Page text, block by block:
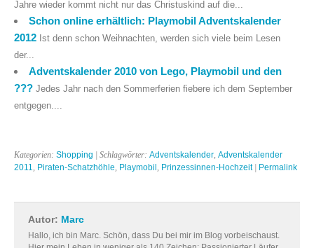
Jahre wieder kommt nicht nur das Christuskind auf die...
Schon online erhältlich: Playmobil Adventskalender
2012 Ist denn schon Weihnachten, werden sich viele beim Lesen
der...
Adventskalender 2010 von Lego, Playmobil und den
??? Jedes Jahr nach den Sommerferien fiebere ich dem September
entgegen....
Kategorien: Shopping | Schlagwörter: Adventskalender, Adventskalender
2011, Piraten-Schatzhöhle, Playmobil , Prinzessinnen-Hochzeit| Permalink
Autor: Marc
Hallo, ich bin Marc. Schön, dass Du bei mir im Blog vorbeischaust.